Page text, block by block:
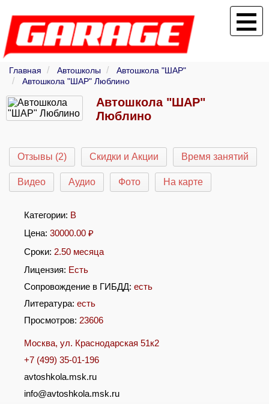
Главная Автошколы
Автошкола "ШАР"
Автошкола "ШАР" Люблино
Автошкола "ШАР"
Люблино
Отзывы (2) Скидки и Акции Время занятий
Видео Аудио Фото На карте
Категории: B
Цена: 30000.00 ₽
Сроки: 2.50 месяца
Лицензия: Есть
Сопровождение в ГИБДД: есть
Литература: есть
Просмотров: 23606
Москва, ул. Краснодарская 51к2
+7 (499) 35-01-196
avtoshkola.msk.ru
info@avtoshkola.msk.ru